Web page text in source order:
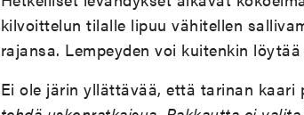
kilvoittelun tilalle lipuu vähitellen
rajansa. Lempeyden voi kuitenkin
Ei ole järin yllättävää, että tarinan